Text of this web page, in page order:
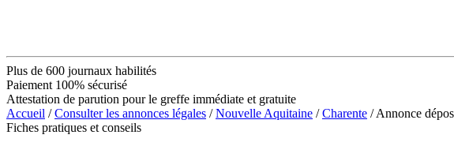
Plus de 600 journaux habilités
Paiement 100% sécurisé
Attestation de parution pour le greffe immédiate et gratuite
Accueil /Consulter les annonces légales /Nouvelle Aquitaine /Charente / Annonce
Fiches pratiques et conseils